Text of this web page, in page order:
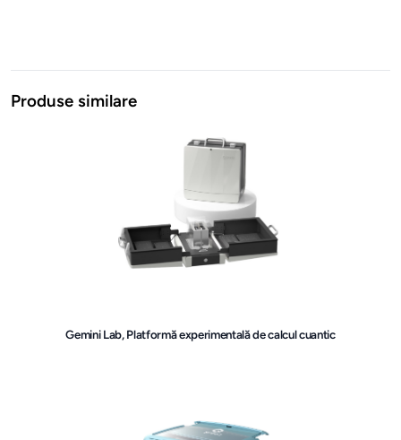
Produse similare
Gemini Lab, Platformă experimentală de calcul cuantic